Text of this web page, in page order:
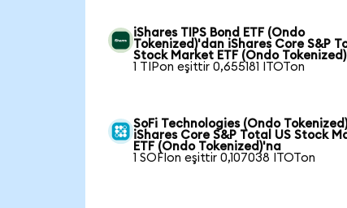
iShares TIPS Bond ETF (Ondo
Tokenized)'dan iShares Core S&P
Stock Market ETF (Ondo
1 TIPon eşittir 0,655181 ITOTon
SoFi Technologies (Ondo
iShares Core S&P Total US Stock
ETF (Ondo Tokenized)'na
1 SOFIon eşittir 0,107038 ITOTon